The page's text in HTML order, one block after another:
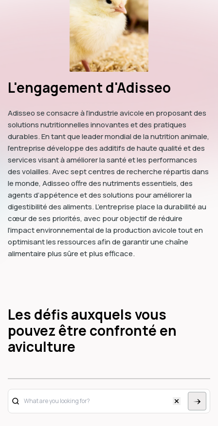
L'engagement d'Adisseo
Adisseo se consacre à l’industrie avicole en proposant des
solutions nutritionnelles innovantes et des pratiques
durables. En tant que leader mondial de la nutrition animale,
l’entreprise développe des additifs de haute qualité et des
services visant à améliorer la santé et les performances
des volailles. Avec sept centres de recherche répartis dans
le monde, Adisseo offre des nutriments essentiels, des
agents d’appétence et des solutions pour améliorer la
digestibilité des aliments. L’entreprise place la durabilité au
cœur de ses priorités, avec pour objectif de réduire
l’impact environnemental de la production avicole tout en
optimisant les ressources afin de garantir une chaîne
alimentaire plus sûre et plus efficace.
Les défis auxquels vous
pouvez être confronté en
aviculture